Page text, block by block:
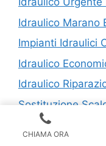
Idraulico Marano
Impianti Idraulici
Idraulico
Idraulico
Sostituzione
Riparazioni
CHIAMA ORA